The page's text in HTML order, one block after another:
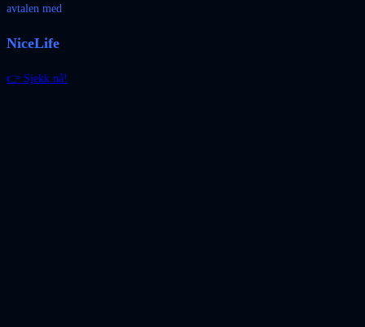
avtalen med
NiceLife
👉 Sjekk nå!